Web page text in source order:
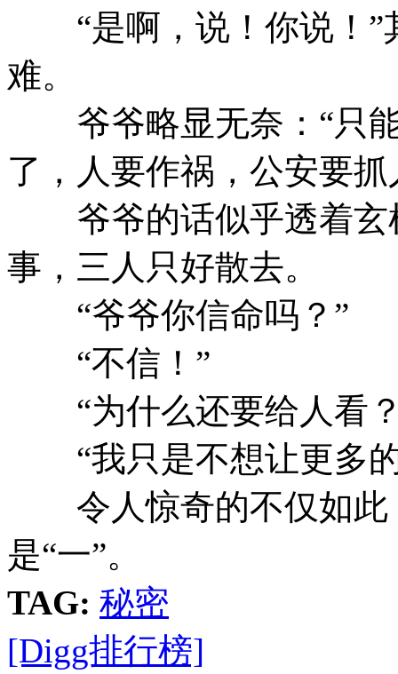
“是啊，说！你说！”
难。
爷爷略显无奈：“只能
了，人要作祸，公安要
爷爷的话似乎透着玄
事，三人只好散去。
“爷爷你信命吗？”
“不信！”
“为什么还要给人看
“我只是不想让更多的
令人惊奇的不仅如此
是“一”。
TAG: 秘密
[Digg排行榜]